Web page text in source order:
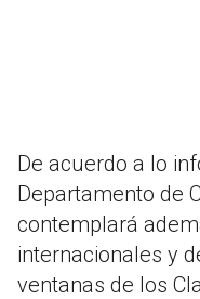
De acuerdo a lo
Departamento de
contemplará
internacionales y
ventanas de los